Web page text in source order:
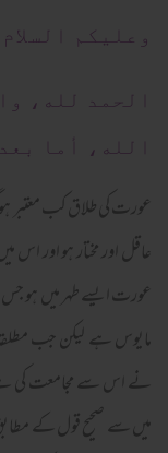
وعلیکم
الحمد لله،
الله، أما
عورت کی طلاق کب معتبر
عاقل اور مختار ہو اور اس
عورت ایسے طہر میں ہو
مایوس ہے لیکن جب مطلقہ
نے اس سے مجامعت کی ہے
میں سے صحیح قول کے